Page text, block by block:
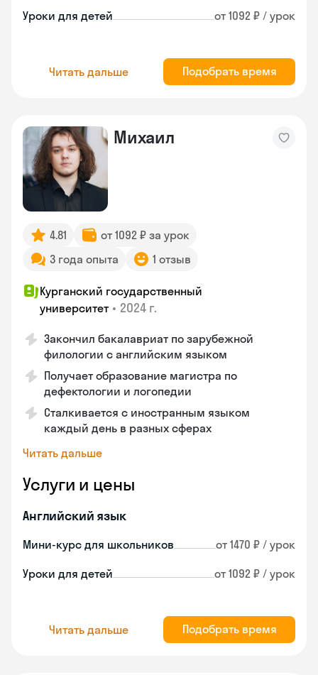
Уроки для детей от 1092 ₽ / урок
Читать дальше Подобрать время
Михаил
4.81
от 1092 ₽ за урок
3 года опыта
1 отзыв
Курганский государственный
университет • 2024 г.
Закончил бакалавриат по зарубежной
филологии с английским языком
Получает образование магистра по
дефектологии и логопедии
Сталкивается с иностранным языком
каждый день в разных сферах
Читать дальше
Услуги и цены
Английский язык
Мини-курс для школьников от 1470 ₽ / урок
Уроки для детей от 1092 ₽ / урок
Читать дальше Подобрать время